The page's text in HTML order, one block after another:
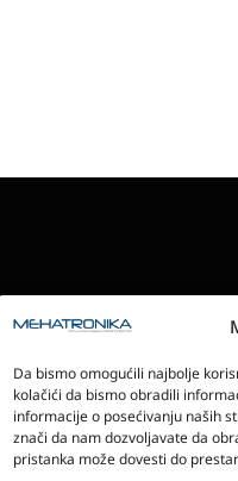
Da bismo omogućili najbolje
kolačići da bismo obradili
informacije o posećivanju naših
znači da nam dozvoljavate da
pristanka može dovesti do